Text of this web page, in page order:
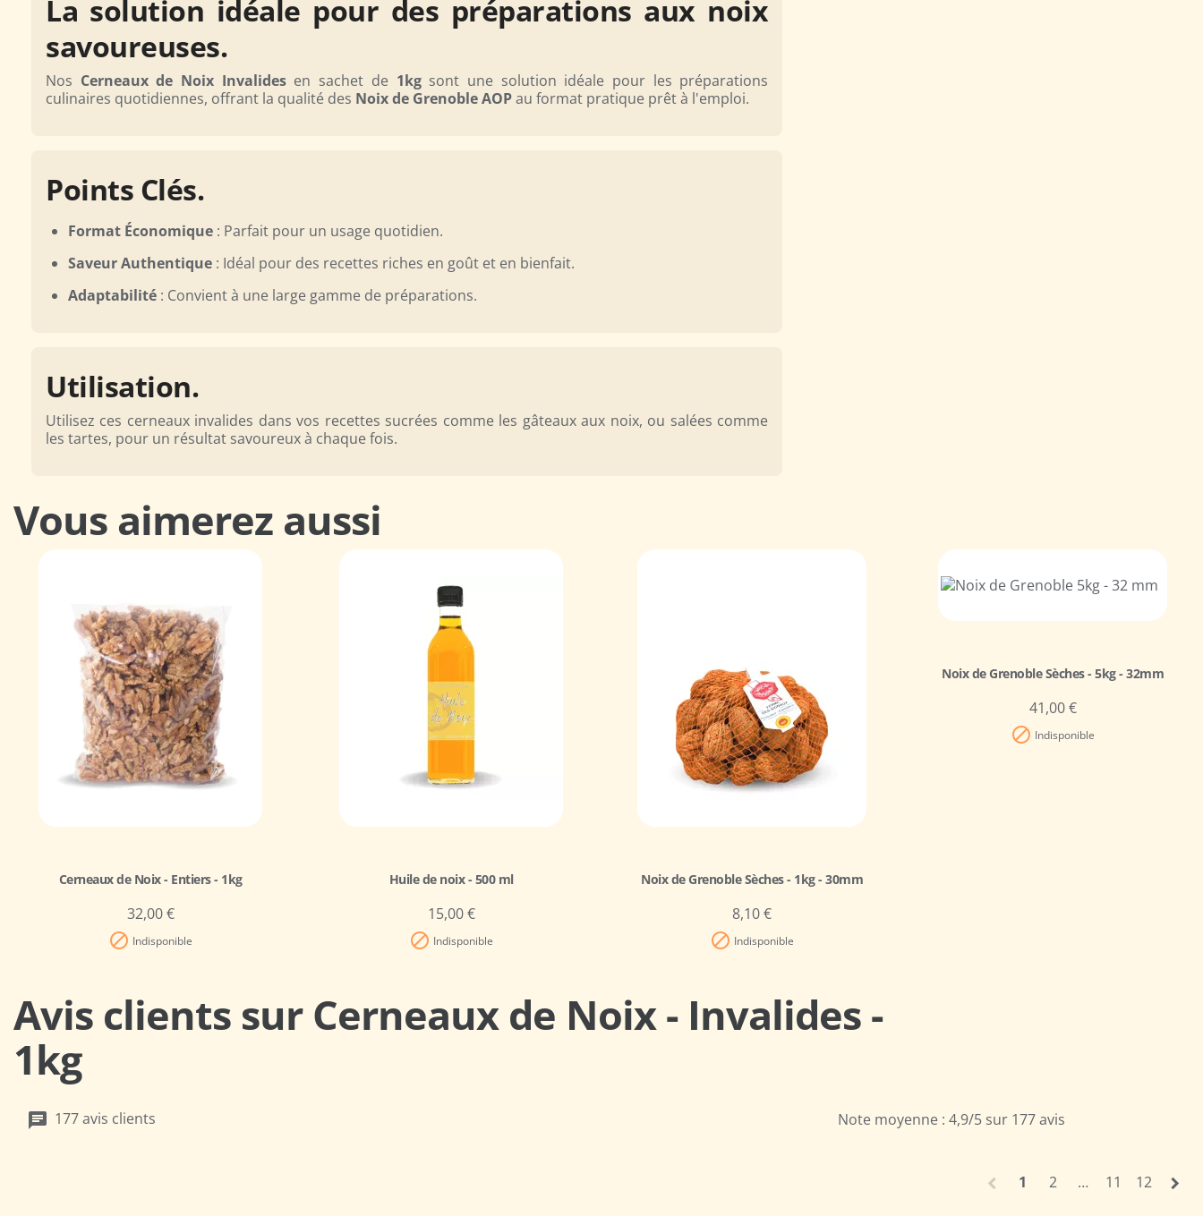
sur
avis
La solution idéale pour des préparations aux noix
savoureuses.
Nos Cerneaux de Noix Invalidesen sachet de 1kgsont une solution idéale pour les préparations
culinaires quotidiennes, offrant la qualité des Noix de Grenoble AOPau format pratique prêt à l'emploi.
Points Clés.
Format Économique : Parfait pour un usage quotidien.
Saveur Authentique : Idéal pour des recettes riches en goût et en bienfait.
Adaptabilité : Convient à une large gamme de préparations.
Utilisation.
Utilisez ces cerneaux invalides dans vos recettes sucrées comme les gâteaux aux noix, ou salées comme
les tartes, pour un résultat savoureux à chaque fois.
Vous aimerez aussi
Cerneaux de Noix - Entiers - 1kg
32,00 €
 Indisponible
Huile de noix - 500 ml
15,00 €
 Indisponible
Noix de Grenoble Sèches - 1kg - 30mm
8,10 €
 Indisponible
Noix de Grenoble Sèches - 5kg - 32mm
41,00 €
 Indisponible
Avis clients sur Cerneaux de Noix - Invalides -
1kg
177 avis clients Note moyenne : 4,9/5 sur 177 avis
chevron_left 1 2 … 11 12 chevron_right